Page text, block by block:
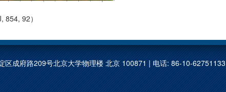
92）
成府路209号北京大学物理楼 北京 100871 | 电话: 86-10-62751133